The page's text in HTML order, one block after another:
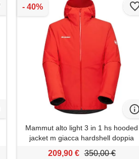
Mammut alto light 3 in 1 hs hooded
jacket m giacca hardshell doppia
uomo
209,90 € 350,00 €